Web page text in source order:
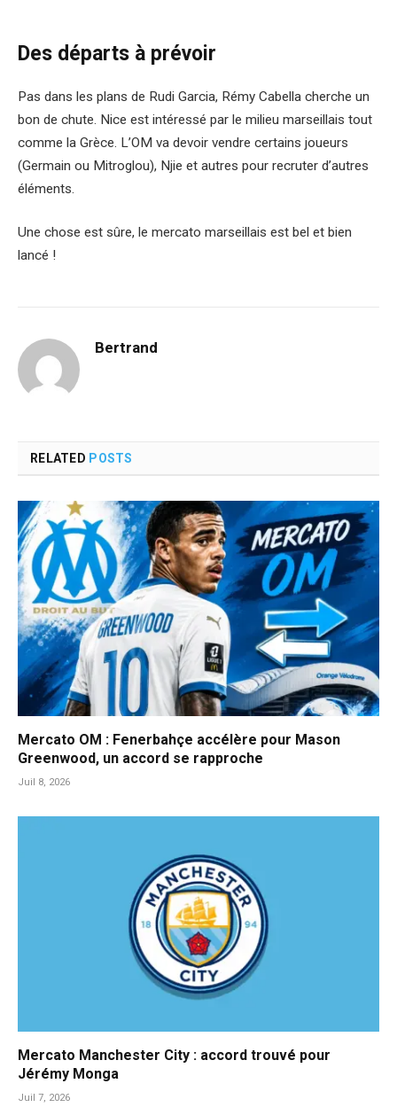
Des départs à prévoir
Pas dans les plans de Rudi Garcia, Rémy Cabella cherche un
bon de chute. Nice est intéressé par le milieu marseillais tout
comme la Grèce. L’OM va devoir vendre certains joueurs
(Germain ou Mitroglou), Njie et autres pour recruter d’autres
éléments.
Une chose est sûre, le mercato marseillais est bel et bien
lancé !
Bertrand
RELATED POSTS
Mercato OM : Fenerbahçe accélère pour Mason
Greenwood, un accord se rapproche
Juil 8, 2026
Mercato Manchester City : accord trouvé pour
Jérémy Monga
Juil 7, 2026